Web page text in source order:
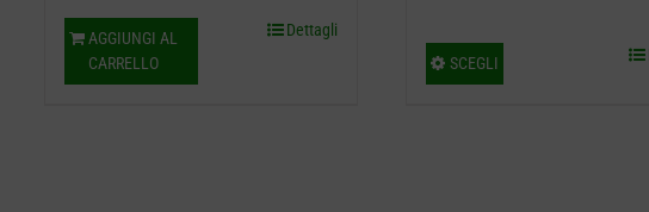
AGGIUNGI AL
CARRELLO
Dettagli
SCEGLI